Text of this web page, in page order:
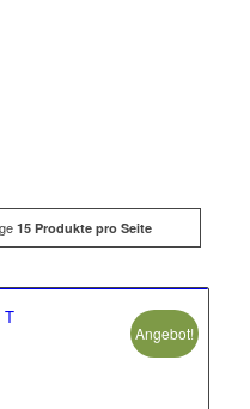
15 Produkte pro Seite
T
Angebot!